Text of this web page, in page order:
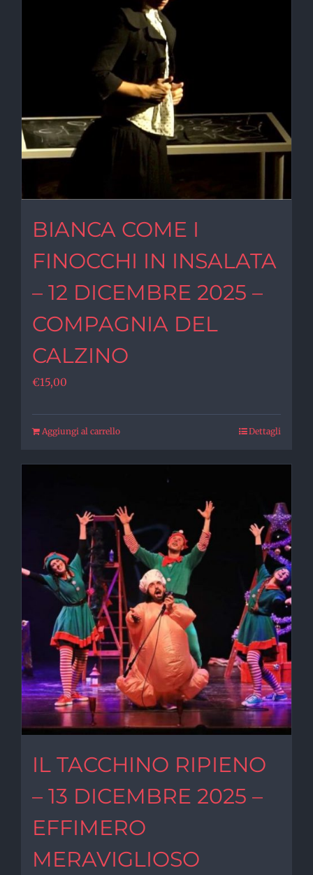
BIANCA COME I
FINOCCHI IN INSALATA
– 12 DICEMBRE 2025 –
COMPAGNIA DEL
CALZINO
€15,00
Aggiungi al carrello Dettagli
IL TACCHINO RIPIENO
– 13 DICEMBRE 2025 –
EFFIMERO
MERAVIGLIOSO